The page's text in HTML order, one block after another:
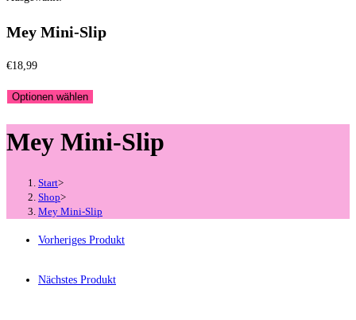
Mey Mini-Slip
€18,99
Optionen wählen
Mey Mini-Slip
Start>
Shop>
Mey Mini-Slip
Vorheriges Produkt
Nächstes Produkt